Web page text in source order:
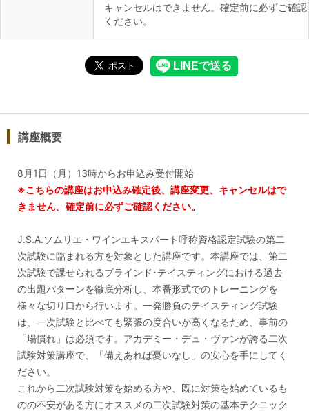
キャンセルはできません。確定前に必ずご確認
ください。
講座概要
8月1日（月）13時からお申込み受付開始
※こちらの講座はお申込み確定後、講座変更、キャンセルはで
きません。確定前に必ずご確認ください。
J.S.A.ソムリエ・ワインエキスパート呼称資格認定試験の第二
次試験に臨まれる方を対象とした講座です。本講座では、第二
次試験で課せられるブラインド･テイスティングにおける過去
の出題パターンを徹底分析し、本番形式でのトレーニングを
様々な切り口から行います。一発勝負のテイスティング試験
は、一次試験と比べても緊張の度合いが高くなるため、事前の
「場慣れ」は必須です。アカデミー・デュ・ヴァンが誇る二次
試験対策講座で、「備えあれば憂いなし」の安心を手にしてく
ださい。
これから二次試験対策を始める方や、既に対策を始めているも
のの不安がある方にオススメの二次試験対策の基本テクニック